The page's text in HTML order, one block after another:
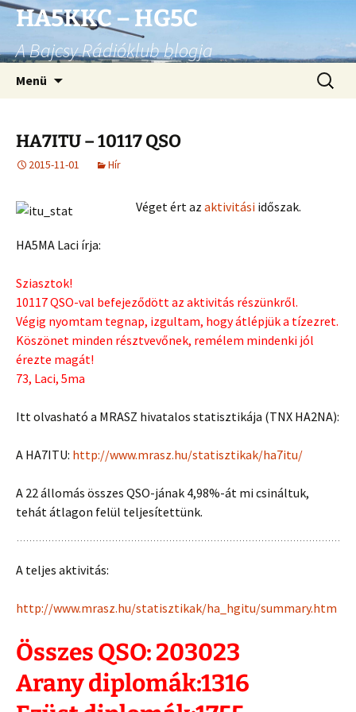
Ugrás
tartalomhoz
HA5KKC – HG5C
A Bajcsy Rádióklub blogja
Menü
HA7ITU – 10117 QSO
2015-11-01 Hír
Véget ért az aktivitási időszak.
HA5MA Laci írja:
Sziasztok!
10117 QSO-val befejeződött az aktivitás részünkről.
Végig nyomtam tegnap, izgultam, hogy átlépjük a tízezret.
Köszönet minden résztvevőnek, remélem mindenki jól
érezte magát!
73, Laci, 5ma
Itt olvasható a MRASZ hivatalos statisztikája (TNX HA2NA):
A HA7ITU: http://www.mrasz.hu/statisztikak/ha7itu/
A 22 állomás összes QSO-jának 4,98%-át mi csináltuk,
tehát átlagon felül teljesítettünk.
A teljes aktivitás:
http://www.mrasz.hu/statisztikak/ha_hgitu/summary.htm
Összes QSO: 203023
Arany diplomák:1316